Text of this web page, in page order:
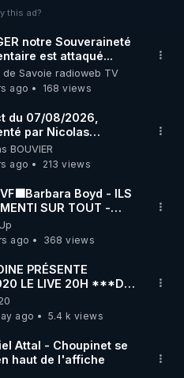
les extracteurs de la
lechoubrave avec le
de méditation et
www.envol.app/code
this ad?
notre Souveraineté
est attaqué...
de Savoie radioweb TV
ago
168 views
du 07/08/2026,
par Nicolas
BOUVIER
ago
213 views
Boyd - ILS
SUR TOUT -
Traduction
ago
368 views
PRÉSENTE
LE LIVE 20H ***DU
2026***
ago
5.4 k views
Attal - Choupinet se
haut de l'affiche